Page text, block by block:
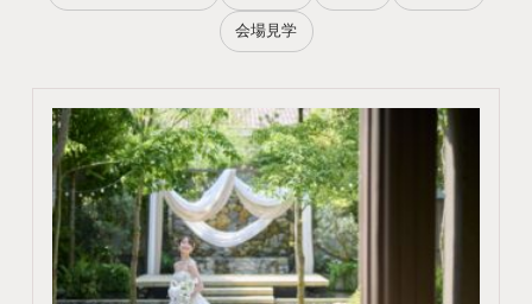
会場見学